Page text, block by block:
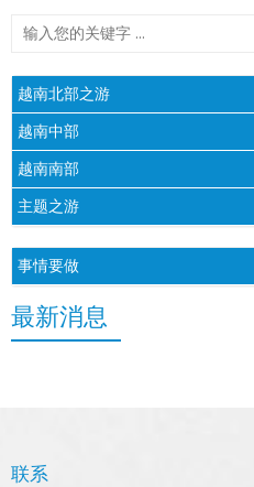
越南北部之游
越南中部
越南南部
主题之游
事情要做
最新消息
联系